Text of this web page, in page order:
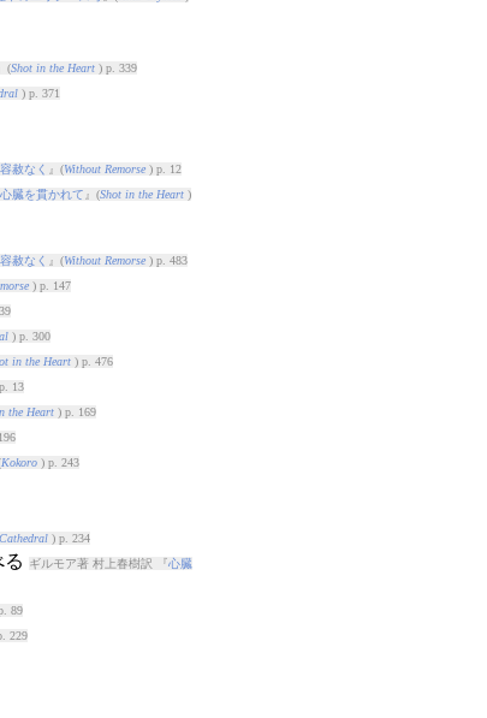
(Shot in the Heart) p. 339
) p. 371
容赦なく 』(Without Remorse) p. 12
心臓を貫かれて 』(Shot in the Heart)
容赦なく 』(Without Remorse) p. 483
) p. 147
) p. 300
in the Heart) p. 476
13
the Heart) p. 169
Kokoro) p. 243
) p. 234
ギルモア著 村上春樹訳 『心臓
89
229